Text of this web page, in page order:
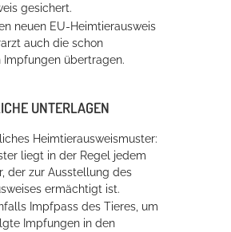
gesichert.
neuen EU-Heimtierausweis
auch die schon
Impfungen übertragen.
UNTERLAGEN
Heimtierausweismuster:
liegt in der Regel jedem
der zur Ausstellung des
ermächtigt ist.
Impfpass des Tieres, um
Impfungen in den